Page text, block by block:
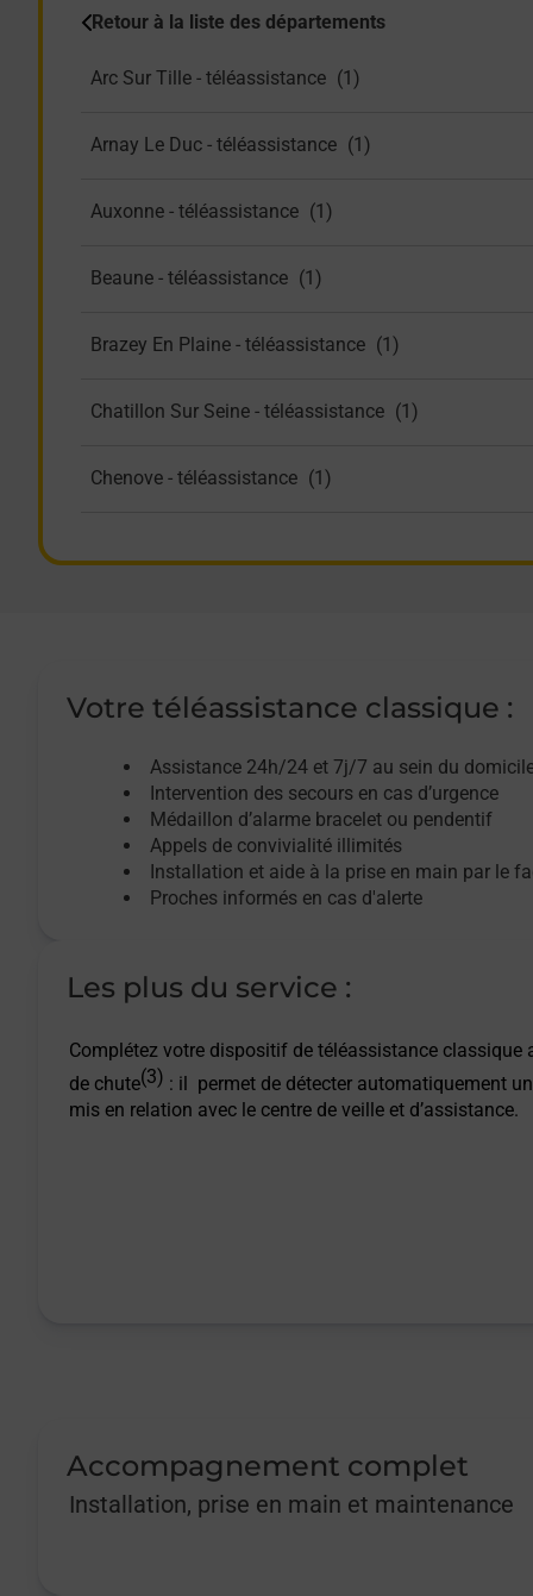
Retour à la liste des départements
Arc Sur Tille - téléassistance
Arnay Le Duc - téléassistance
Auxonne - téléassistance
Beaune - téléassistance
Brazey En Plaine - téléassistance
Chatillon Sur Seine - téléassistance
Chenove - téléassistance
Genlis - téléassistance
Gevrey Chambertin - téléassistance
Longvic - téléassistance
Marsannay La Cote - téléassistance
Pontailler Sur Saone - téléassistance
Votre téléassistance classique :
Assistance 24h/24 et 7j/7 au sein du
Intervention des secours en cas d’urgence
Médaillon d’alarme bracelet ou pendentif
Appels de convivialité illimités
Installation et aide à la prise en main par le
Proches informés en cas d'alerte
Les plus du service :
Complétez votre dispositif de téléassistance classique
de chute(3) : il permet de détecter automatiquement
mis en relation avec le centre de veille et d’assistance.
Accompagnement complet
Installation, prise en main et maintenance